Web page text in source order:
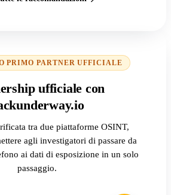
PRIMO PARTNER UFFICIALE
ufficiale con
tra due piattaforme OSINT,
agli investigatori di passare da
ai dati di esposizione in un solo
passaggio.